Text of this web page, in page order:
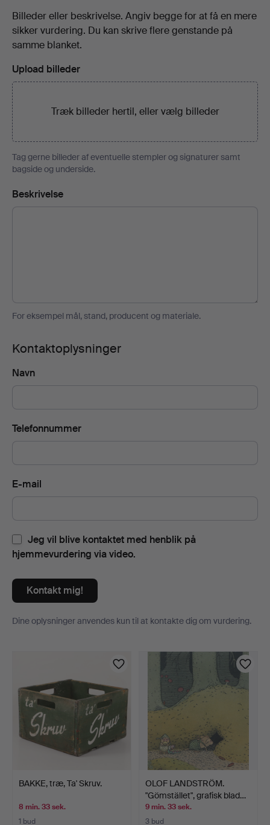
Billeder eller beskrivelse. Angiv begge for at få en mere
sikker vurdering. Du kan skrive flere genstande på
samme blanket.
Upload billeder
Træk billeder hertil, ellervælg billeder
Tag gerne billeder af eventuelle stempler og signaturer samt
bagside og underside.
Beskrivelse
For eksempel mål, stand, producent og materiale.
Kontaktoplysninger
Navn
Telefonnummer
E-mail
Jeg vil blive kontaktet med henblik på
hjemmevurdering via video.
Kontakt mig!
Dine oplysninger anvendes kun til at kontakte dig om vurdering.
BAKKE, træ, Ta' Skruv.
8 min. 33 sek.
1 bud
OLOF LANDSTRÖM.
"Gömstället", grafisk blad…
9 min. 33 sek.
3 bud